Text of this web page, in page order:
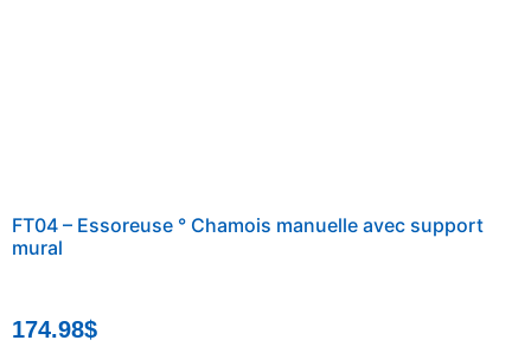
FT04 – Essoreuse ° Chamois manuelle avec support
mural
174.98$